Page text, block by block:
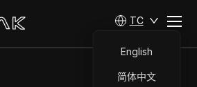
TC
English
简体中文